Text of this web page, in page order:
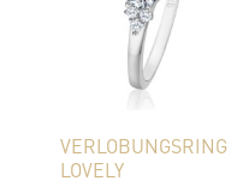
VERLOBUNGSRING
LOVELY